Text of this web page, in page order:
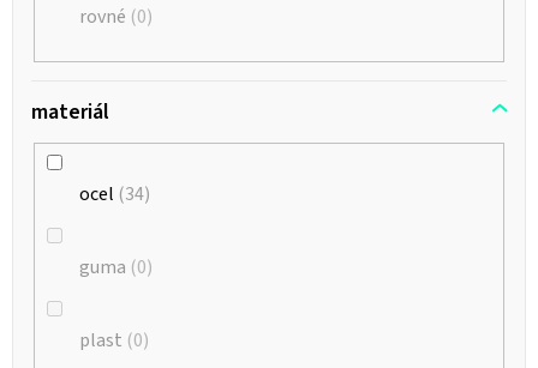
rovné 0
materiál
ocel 34
guma 0
plast 0